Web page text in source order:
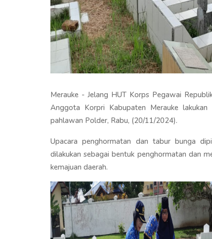
Merauke - Jelang HUT Korps Pegawai
Anggota Korpri Kabupaten Merauke
pahlawan Polder, Rabu, (20/11/2024).
Upacara penghormatan dan tabur bunga
dilakukan sebagai bentuk penghormatan dan
kemajuan daerah.